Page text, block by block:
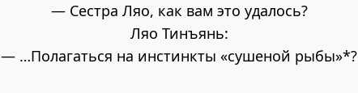
— Сестра Ляо, как вам это удалось?
Ляо Тинъянь:
— …Полагаться на инстинкты «сушеной рыбы»*?